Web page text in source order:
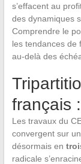
s’effacent au
des dynamiques
Comprendre le
les tendances de
au-delà des
français
Les travaux du
convergent sur
désormais en
radicale